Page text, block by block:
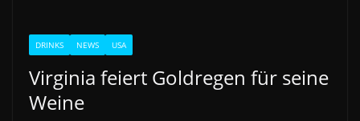
DRINKS NEWS USA
Virginia feiert Goldregen für seine
Weine